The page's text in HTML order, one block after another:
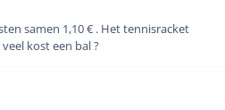
samen 1,10 € . Het tennisracket
kost een bal ?